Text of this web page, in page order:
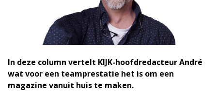
In deze column vertelt KIJK-hoofdredacteur André
wat voor een teamprestatie het is om een
magazine vanuit huis te maken.